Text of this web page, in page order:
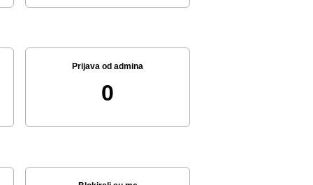
Prijava od admina
0